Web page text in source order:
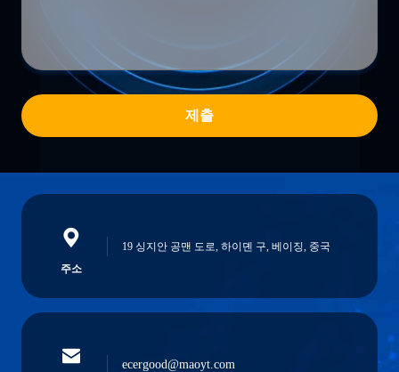
제출
주소
19 싱지안 공맨 도로, 하이뎬 구, 베이징, 중국
ecergood@maoyt.com